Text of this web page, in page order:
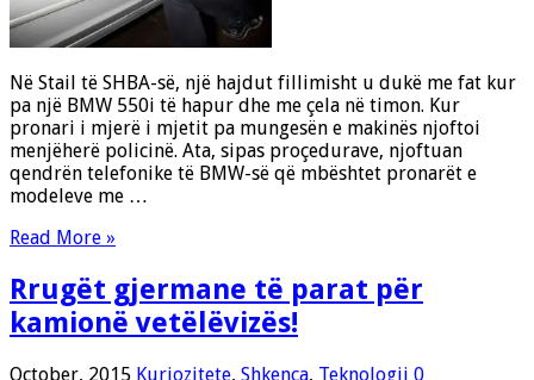
Në Stail të SHBA-së, një hajdut fillimisht u dukë me fat kur
pa një BMW 550i të hapur dhe me çela në timon. Kur
pronari i mjerë i mjetit pa mungesën e makinës njoftoi
menjëherë policinë. Ata, sipas proçedurave, njoftuan
qendrën telefonike të BMW-së që mbështet pronarët e
modeleve me …
Read More »
Rrugët gjermane të parat për
kamionë vetëlëvizës!
October, 2015 Kuriozitete, Shkenca, Teknologji 0